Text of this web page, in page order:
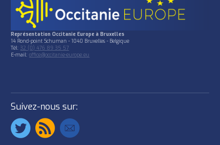
Représentation Occitanie Europe à Bruxelles
14 Rond-point Schuman - 1040 Bruxelles - Belgique
Tél:32 (0) 476 89 35 57
E-mail:office@occitanie-europe.eu
Suivez-nous sur: